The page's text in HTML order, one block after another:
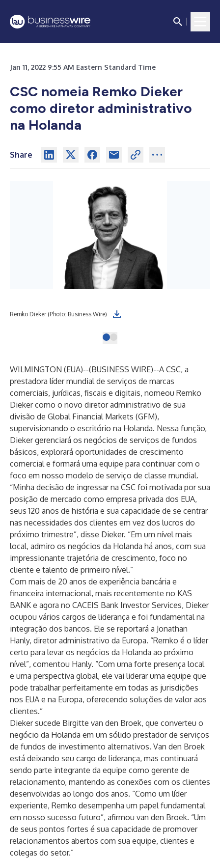
Jan 11, 2022 9:55 AM Eastern Standard Time
CSC nomeia Remko Dieker
como diretor administrativo
na Holanda
Share
Remko Dieker (Photo: Business Wire)
WILMINGTON (EUA)--(BUSINESS WIRE)--A CSC, a
prestadora líder mundial de serviços de marcas
comerciais, jurídicas, fiscais e digitais, nomeou Remko
Dieker como o novo diretor administrativo de sua
divisão de Global Financial Markets (GFM),
supervisionando o escritório na Holanda. Nessa função,
Dieker gerenciará os negócios de serviços de fundos
básicos, explorará oportunidades de crescimento
comercial e formará uma equipe para continuar com o
foco em nosso modelo de serviço de classe mundial.
“Minha decisão de ingressar na CSC foi motivada por sua
posição de mercado como empresa privada dos EUA,
seus 120 anos de história e sua capacidade de se centrar
nas necessidades dos clientes em vez dos lucros do
próximo trimestre”, disse Dieker. “Em um nível mais
local, admiro os negócios da Holanda há anos, com sua
impressionante trajetória de crescimento, foco no
cliente e talento de primeiro nível.”
Com mais de 20 anos de experiência bancária e
financeira internacional, mais recentemente no KAS
BANK e agora no CACEIS Bank Investor Services, Dieker
ocupou vários cargos de liderança e foi fundamental na
integração dos bancos. Ele se reportará a Jonathan
Hanly, diretor administrativo da Europa. “Remko é o líder
certo para levar os negócios da Holanda ao próximo
nível”, comentou Hanly. “Com uma forte presença local
e uma perspectiva global, ele vai liderar uma equipe que
pode trabalhar perfeitamente em todas as jurisdições
nos EUA e na Europa, oferecendo soluções de valor aos
clientes.”
Dieker sucede Birgitte van den Broek, que converteu o
negócio da Holanda em um sólido prestador de serviços
de fundos de investimento alternativos. Van den Broek
está deixando seu cargo de liderança, mas continuará
sendo parte integrante da equipe como gerente de
relacionamento, mantendo as conexões com os clientes
desenvolvidas ao longo dos anos. “Como um líder
experiente, Remko desempenha um papel fundamental
em nosso sucesso futuro”, afirmou van den Broek. “Um
de seus pontos fortes é sua capacidade de promover
relacionamentos abertos com sua equipe, clientes e
colegas do setor.”